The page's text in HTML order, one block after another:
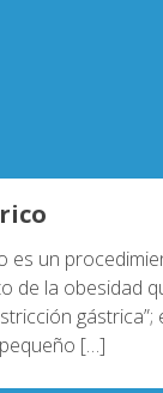
es un
de la obesidad
gástrica”;
[…]